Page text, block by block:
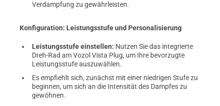
Verdampfung zu gewährleisten.
Konfiguration: Leistungsstufe und Personalisierung
Leistungsstufe einstellen: Nutzen Sie das integrierte
Dreh-Rad am Vozol Vista Plug, um Ihre bevorzugte
Leistungsstufe auszuwählen.
Es empfiehlt sich, zunächst mit einer niedrigen Stufe zu
beginnen, um sich an die Intensität des Dampfes zu
gewöhnen.